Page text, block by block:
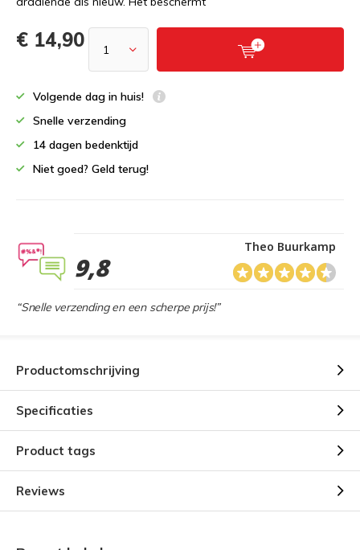
€ 14,90
Volgende dag in huis!
Snelle verzending
14 dagen bedenktijd
Niet goed? Geld terug!
9,8
Theo Buurkamp
“Snelle verzending en een scherpe prijs!”
Productomschrijving
Specificaties
Product tags
Reviews